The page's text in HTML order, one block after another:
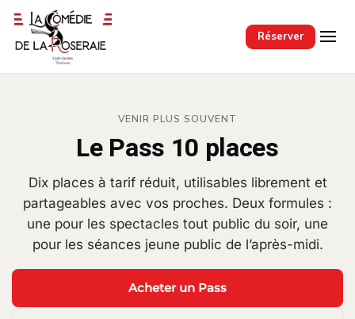
Réserver
Passer au contenu principal
VENIR PLUS SOUVENT
Le Pass 10 places
Dix places à tarif réduit, utilisables librement et
partageables avec vos proches. Deux formules :
une pour les spectacles tout public du soir, une
pour les séances jeune public de l’après-midi.
Acheter un Pass